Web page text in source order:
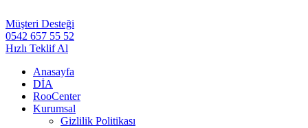
Müşteri Desteği
0542 657 55 52
Hızlı Teklif Al
Anasayfa
DİA
RooCenter
Kurumsal
Gizlilik Politikası